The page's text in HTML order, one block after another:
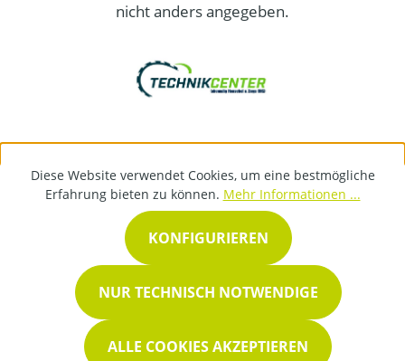
nicht anders angegeben.
Diese Website verwendet Cookies, um eine bestmögliche
Erfahrung bieten zu können. Mehr Informationen ...
NUR TECHNISCH NOTWENDIGE
KONFIGURIEREN
ALLE COOKIES AKZEPTIEREN